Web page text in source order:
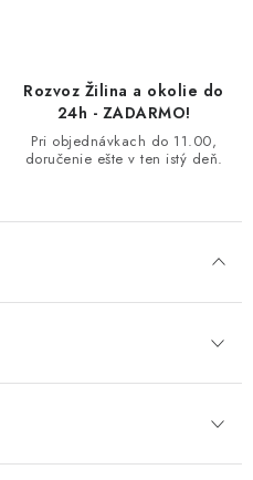
Rozvoz Žilina a okolie do
24h - ZADARMO!
Pri objednávkach do 11.00,
doručenie ešte v ten istý deň.